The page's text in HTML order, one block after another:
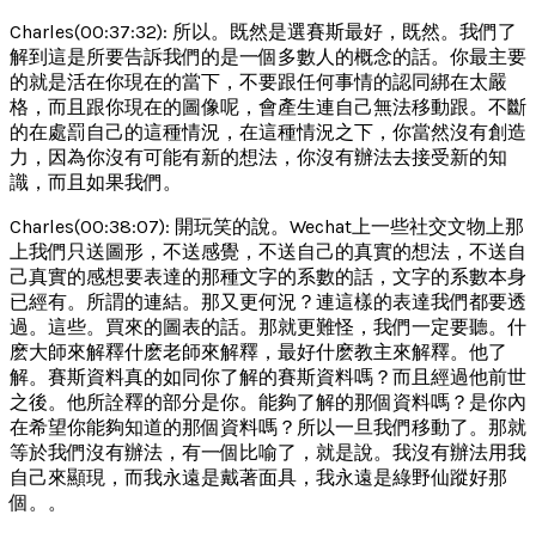
Charles(00:37:32): 所以。既然是選賽斯最好，既然。我們了
解到這是所要告訴我們的是一個多數人的概念的話。你最主要
的就是活在你現在的當下，不要跟任何事情的認同綁在太嚴
格，而且跟你現在的圖像呢，會產生連自己無法移動跟。不斷
的在處罰自己的這種情況，在這種情況之下，你當然沒有創造
力，因為你沒有可能有新的想法，你沒有辦法去接受新的知
識，而且如果我們。
Charles(00:38:07): 開玩笑的說。Wechat上一些社交文物上那
上我們只送圖形，不送感覺，不送自己的真實的想法，不送自
己真實的感想要表達的那種文字的系數的話，文字的系數本身
已經有。所謂的連結。那又更何況？連這樣的表達我們都要透
過。這些。買來的圖表的話。那就更難怪，我們一定要聽。什
麽大師來解釋什麽老師來解釋，最好什麽教主來解釋。他了
解。賽斯資料真的如同你了解的賽斯資料嗎？而且經過他前世
之後。他所詮釋的部分是你。能夠了解的那個資料嗎？是你內
在希望你能夠知道的那個資料嗎？所以一旦我們移動了。那就
等於我們沒有辦法，有一個比喻了，就是說。我沒有辦法用我
自己來顯現，而我永遠是戴著面具，我永遠是綠野仙蹤好那
個。。